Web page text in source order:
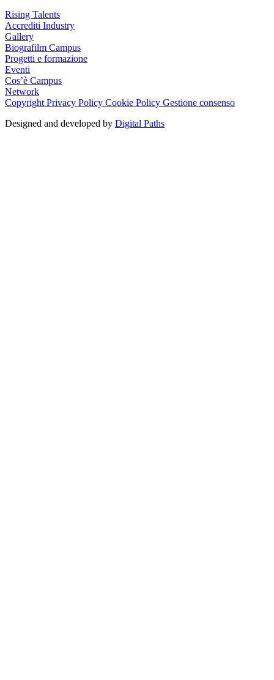
Rising Talents
Accrediti Industry
Gallery
Biografilm Campus
Progetti e formazione
Eventi
Cos’è Campus
Network
Copyright Privacy Policy Cookie Policy Gestione consenso
Designed and developed by Digital Paths